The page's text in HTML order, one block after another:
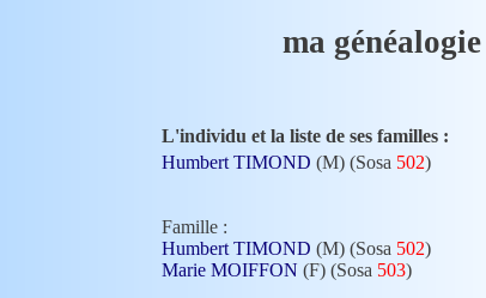
ma généalogie
L'individu et la liste de ses familles :
Humbert TIMOND (M) (Sosa 502)
Famille :
Humbert TIMOND (M) (Sosa 502)
Marie MOIFFON (F) (Sosa 503)